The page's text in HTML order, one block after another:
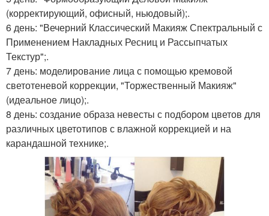
(корректирующий, офисный, ньюдовый);.
6 день: "Вечерний Классический Макияж Спектральный с
Применением Накладных Ресниц и Рассыпчатых
Текстур";.
7 день: моделирование лица с помощью кремовой
светотеневой коррекции, "Торжественный Макияж"
(идеальное лицо);.
8 день: создание образа невесты с подбором цветов для
различных цветотипов с влажной коррекцией и на
карандашной технике;.